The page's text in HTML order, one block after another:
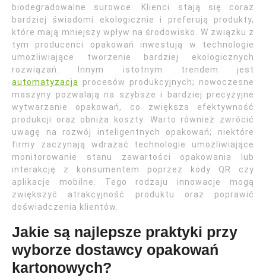
biodegradowalne surowce. Klienci stają się coraz
bardziej świadomi ekologicznie i preferują produkty,
które mają mniejszy wpływ na środowisko. W związku z
tym producenci opakowań inwestują w technologie
umożliwiające tworzenie bardziej ekologicznych
rozwiązań. Innym istotnym trendem jest
automatyzacja
procesów produkcyjnych; nowoczesne
maszyny pozwalają na szybsze i bardziej precyzyjne
wytwarzanie opakowań, co zwiększa efektywność
produkcji oraz obniża koszty. Warto również zwrócić
uwagę na rozwój inteligentnych opakowań; niektóre
firmy zaczynają wdrażać technologie umożliwiające
monitorowanie stanu zawartości opakowania lub
interakcję z konsumentem poprzez kody QR czy
aplikacje mobilne. Tego rodzaju innowacje mogą
zwiększyć atrakcyjność produktu oraz poprawić
doświadczenia klientów.
Jakie są najlepsze praktyki przy
wyborze dostawcy opakowań
kartonowych?